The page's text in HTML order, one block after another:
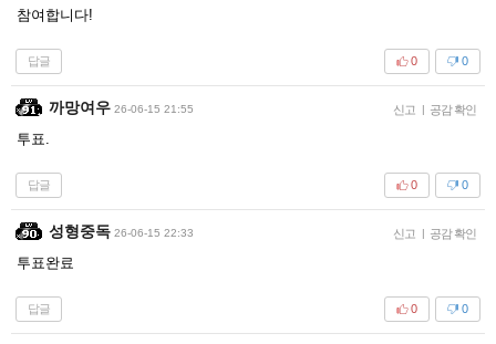
참여합니다!
답글 0
0
까망여우 26-06-15 21:55 신고 | 공감 확인
투표.
답글 0
0
성형중독 26-06-15 22:33 신고 | 공감 확인
투표완료
답글 0
0